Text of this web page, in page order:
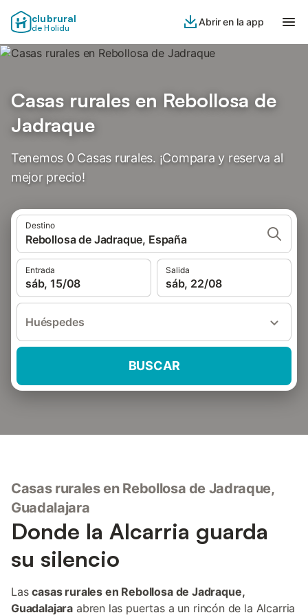
clubrural
de Holidu
Abrir en la app
Casas rurales en Rebollosa de
Jadraque
Tenemos 0 Casas rurales. ¡Compara y reserva al
mejor precio!
Destino
Rebollosa de Jadraque, España
Entrada
sáb, 15/08
Salida
sáb, 22/08
Huéspedes
BUSCAR
Casas rurales en Rebollosa de Jadraque,
Guadalajara
Donde la Alcarria guarda
su silencio
Lascasas rurales en Rebollosa de Jadraque,
Guadalajara abren las puertas a un rincón de la Alcarria